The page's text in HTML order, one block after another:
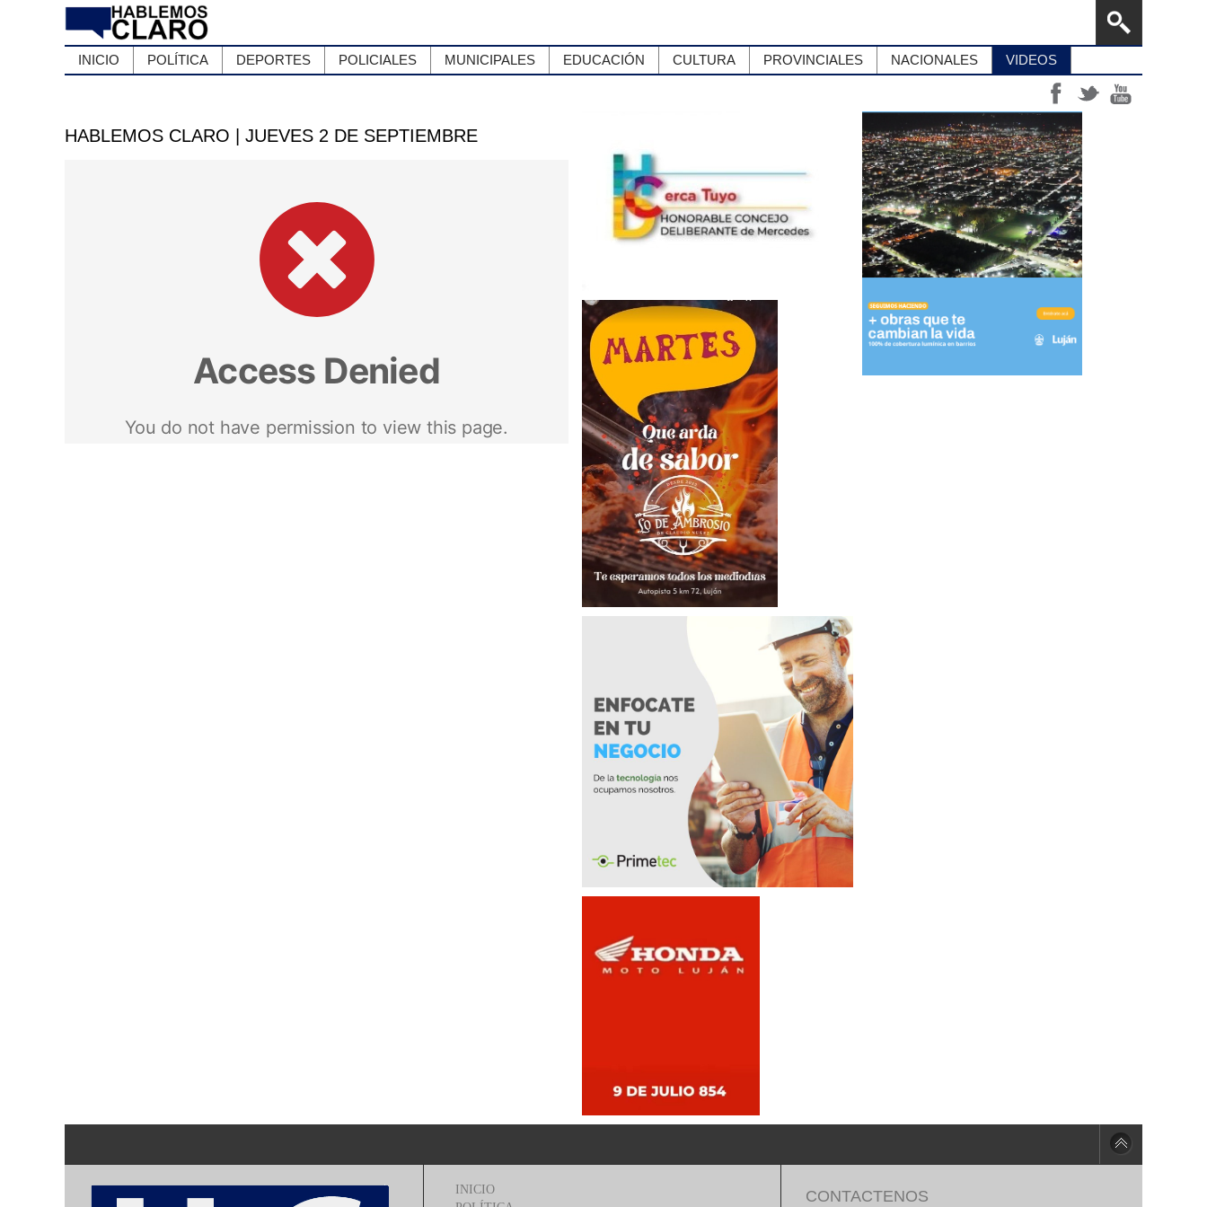
INICIO POLÍTICA DEPORTES POLICIALES MUNICIPALES EDUCACIÓN CULTURA PROVINCIALES NACIONALES VIDEOS
HABLEMOS CLARO | JUEVES 2 DE SEPTIEMBRE
INICIO
CONTACTENOS